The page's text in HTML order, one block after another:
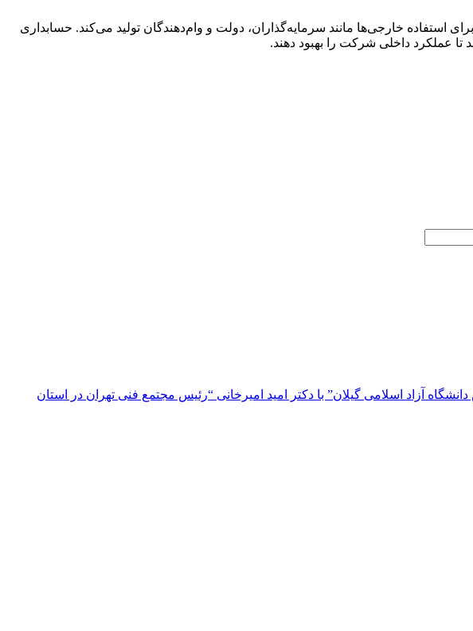
خارجی‌ها مانند سرمایه‌گذاران، دولت و وام‌دهندگان تولید می‌کند. حسابداری
عملکرد داخلی شرکت را بهبود دهند.
آزاد اسلامی گیلان” با دکتر امید امیرخانی “رئیس مجتمع فنی تهران در استان